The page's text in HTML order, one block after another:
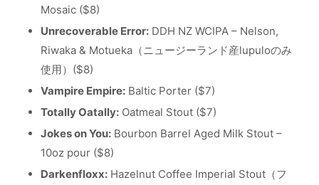
Mosaic ($8)
Unrecoverable Error: DDH NZ WCIPA – Nelson,
Riwaka & Motueka（ニュージーランド産lupuloのみ
使用）($8)
Vampire Empire: Baltic Porter ($7)
Totally Oatally: Oatmeal Stout ($7)
Jokes on You: Bourbon Barrel Aged Milk Stout –
10oz pour ($8)
Darkenfloxx: Hazelnut Coffee Imperial Stout（フ